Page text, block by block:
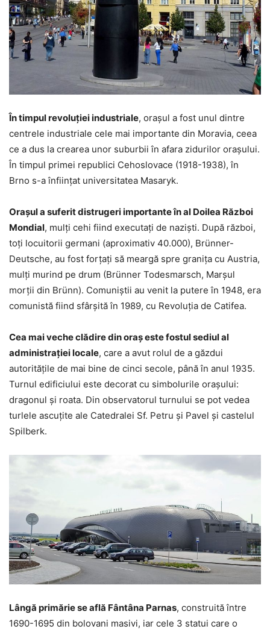
În timpul revoluției industriale, orașul a fost unul dintre
centrele industriale cele mai importante din Moravia, ceea
ce a dus la crearea unor suburbii în afara zidurilor orașului.
În timpul primei republici Cehoslovace (1918-1938), în
Brno s-a înființat universitatea Masaryk.
Orașul a suferit distrugeri importante în al Doilea Război
Mondial, mulți cehi fiind executați de naziști. După război,
toți locuitorii germani (aproximativ 40.000), Brünner-
Deutsche, au fost forțați să meargă spre granița cu Austria,
mulți murind pe drum (Brünner Todesmarsch, Marșul
morții din Brünn). Comuniștii au venit la putere în 1948, era
comunistă fiind sfârșită în 1989, cu Revoluția de Catifea.
Cea mai veche clădire din oraș este fostul sediul al
administrației locale, care a avut rolul de a găzdui
autoritățile de mai bine de cinci secole, până în anul 1935.
Turnul edificiului este decorat cu simbolurile orașului:
dragonul și roata. Din observatorul turnului se pot vedea
turlele ascuțite ale Catedralei Sf. Petru și Pavel și castelul
Spilberk.
Lângă primărie se află Fântâna Parnas, construită între
1690-1695 din bolovani masivi, iar cele 3 statui care o